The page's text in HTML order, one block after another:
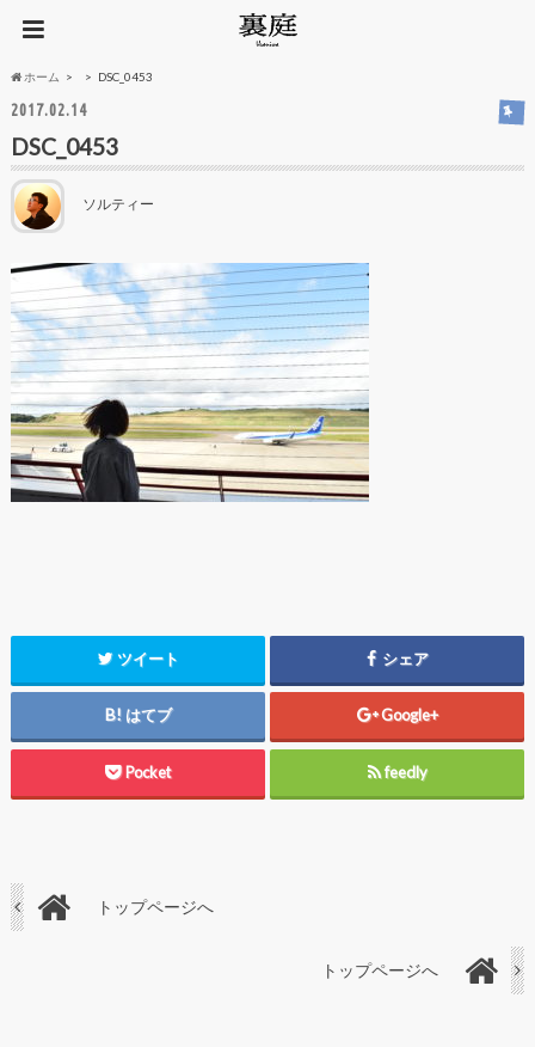
ホーム DSC_0453
2017.02.14
DSC_0453
ソルティー
ツイート シェア
はてブ Google+
Pocket feedly
トップページへ
トップページへ